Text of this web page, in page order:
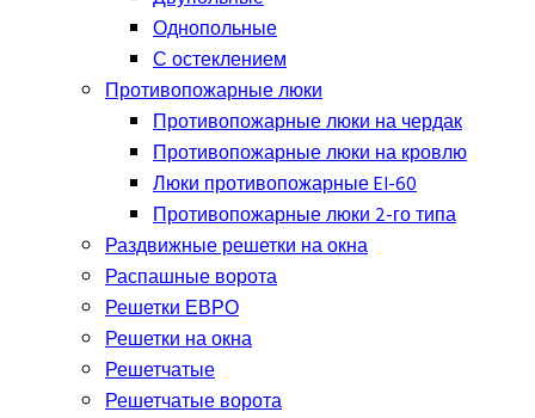
Однопольные
С остеклением
Противопожарные люки
Противопожарные люки на чердак
Противопожарные люки на кровлю
Люки противопожарные EI-60
Противопожарные люки 2-го типа
Раздвижные решетки на окна
Распашные ворота
Решетки ЕВРО
Решетки на окна
Решетчатые
Решетчатые ворота